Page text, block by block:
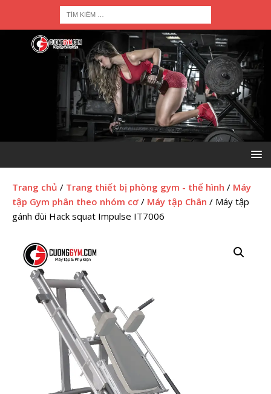
Trang chủ / Trang thiết bị phòng gym - thể hình / Máy
tập Gym phân theo nhóm cơ / Máy tập Chân / Máy tập
gánh đùi Hack squat Impulse IT7006